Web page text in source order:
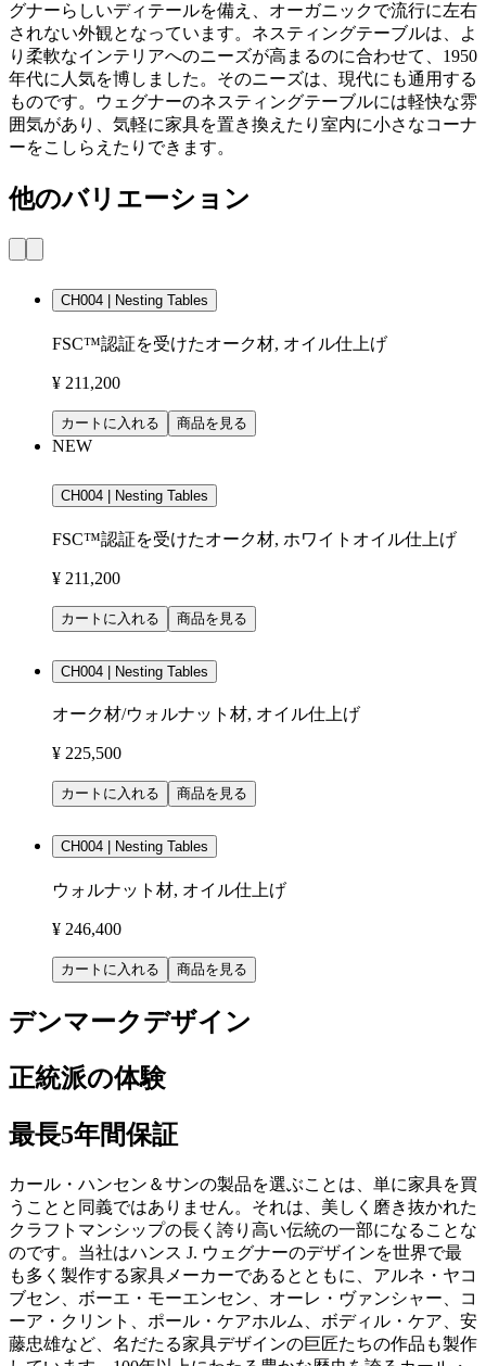
グナーらしいディテールを備え、オーガニックで流行に左右
されない外観となっています。ネスティングテーブルは、よ
り柔軟なインテリアへのニーズが高まるのに合わせて、1950
年代に人気を博しました。そのニーズは、現代にも通用する
ものです。ウェグナーのネスティングテーブルには軽快な雰
囲気があり、気軽に家具を置き換えたり室内に小さなコーナ
ーをこしらえたりできます。
他のバリエーション
CH004 | Nesting Tables
FSC™認証を受けたオーク材, オイル仕上げ
¥ 211,200
カートに入れる 商品を見る
NEW
CH004 | Nesting Tables
FSC™認証を受けたオーク材, ホワイトオイル仕上げ
¥ 211,200
カートに入れる 商品を見る
CH004 | Nesting Tables
オーク材/ウォルナット材, オイル仕上げ
¥ 225,500
カートに入れる 商品を見る
CH004 | Nesting Tables
ウォルナット材, オイル仕上げ
¥ 246,400
カートに入れる 商品を見る
デンマークデザイン
正統派の体験
最長5年間保証
カール・ハンセン＆サンの製品を選ぶことは、単に家具を買
うことと同義ではありません。それは、美しく磨き抜かれた
クラフトマンシップの長く誇り高い伝統の一部になることな
のです。当社はハンス J. ウェグナーのデザインを世界で最
も多く製作する家具メーカーであるとともに、アルネ・ヤコ
ブセン、ボーエ・モーエンセン、オーレ・ヴァンシャー、コ
ーア・クリント、ポール・ケアホルム、ボディル・ケア、安
藤忠雄など、名だたる家具デザインの巨匠たちの作品も製作